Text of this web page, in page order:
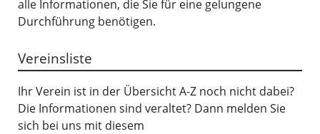
alle Informationen, die Sie für eine gelungene
Durchführung benötigen.
Vereinsliste
Ihr Verein ist in der Übersicht A-Z noch nicht dabei?
Die Informationen sind veraltet? Dann melden Sie
sich bei uns mit diesem